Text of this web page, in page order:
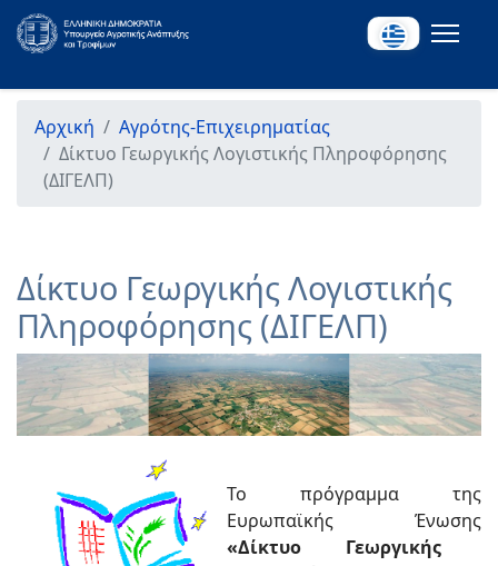
Αρχική
Αγρότης-Επιχειρηματίας
Δίκτυο Γεωργικής Λογιστικής Πληροφόρησης
(ΔΙΓΕΛΠ)
Δίκτυο Γεωργικής Λογιστικής
Πληροφόρησης (ΔΙΓΕΛΠ)
Το πρόγραμμα της
Ευρωπαϊκής Ένωσης
«Δίκτυο Γεωργικής